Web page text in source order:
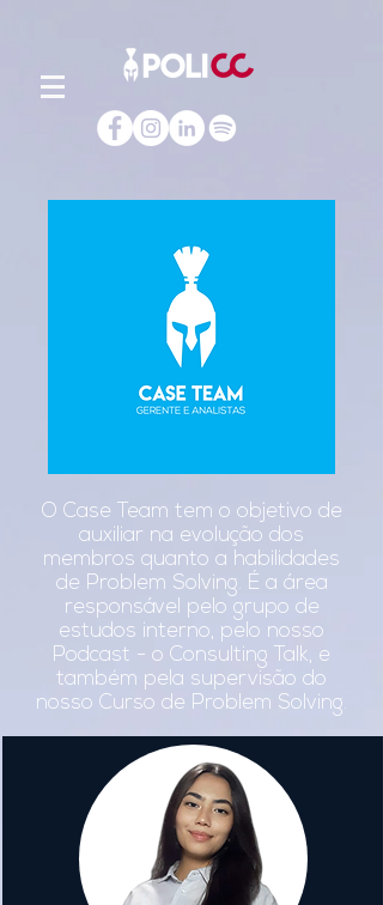
O Case Team tem o objetivo de
auxiliar na evolução dos
membros quanto a habilidades
de Problem Solving. É a área
responsável pelo grupo de
estudos interno, pelo nosso
Podcast - o Consulting Talk, e
também pela supervisão do
nosso Curso de Problem Solving.